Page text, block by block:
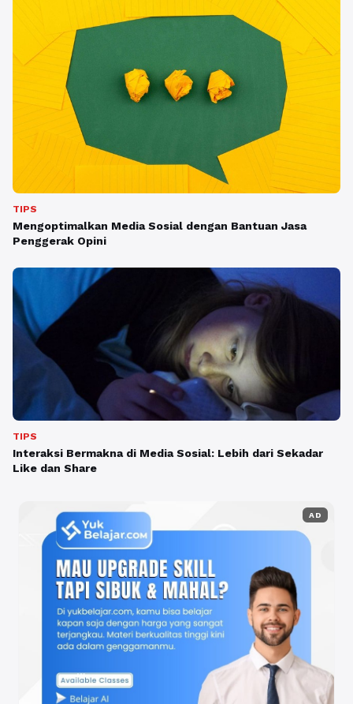
TIPS
Mengoptimalkan Media Sosial dengan Bantuan Jasa
Penggerak Opini
TIPS
Interaksi Bermakna di Media Sosial: Lebih dari Sekadar
Like dan Share
AD